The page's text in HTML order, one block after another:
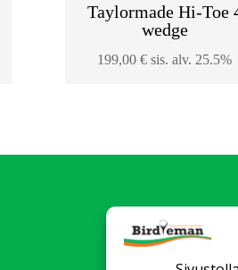
Taylormade Hi-Toe
wedge
199,00€ sis. alv. 25.5%